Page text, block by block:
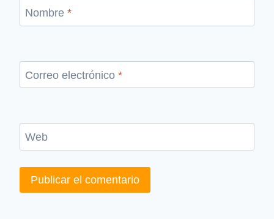
Nombre *
Correo electrónico *
Web